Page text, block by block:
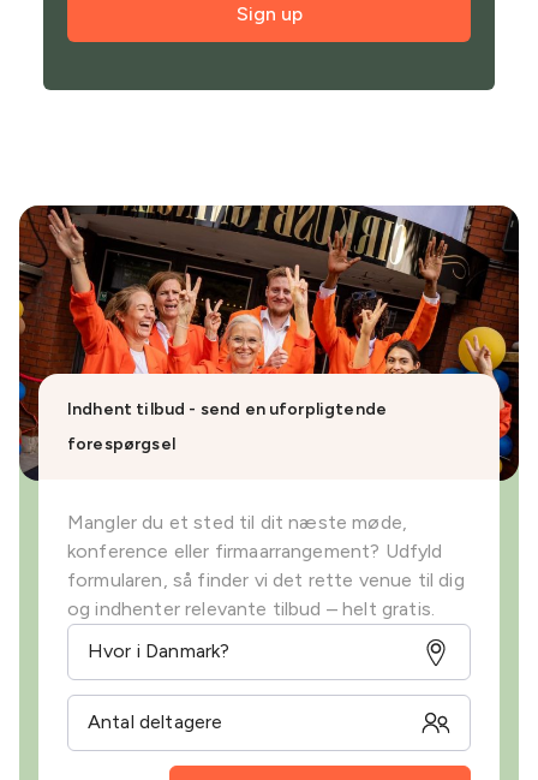
Sign up
Indhent tilbud - send en uforpligtende
forespørgsel
Mangler du et sted til dit næste møde,
konference eller firmaarrangement? Udfyld
formularen, så finder vi det rette venue til dig
og indhenter relevante tilbud – helt gratis.